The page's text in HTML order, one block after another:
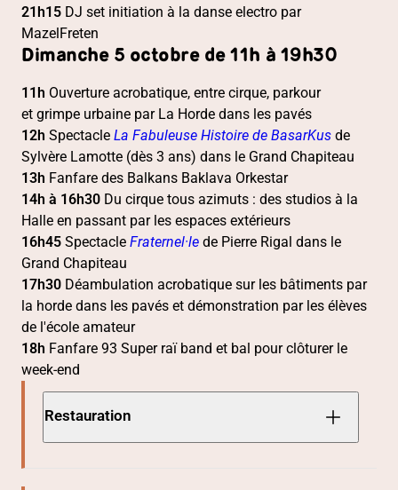
21h15 DJ set initiation à la danse electro par
MazelFreten
Dimanche 5 octobre de 11h à 19h30
11h Ouverture acrobatique, entre cirque, parkour
et grimpe urbaine par La Horde dans les pavés
12h Spectacle La Fabuleuse Histoire de BasarKus de
Sylvère Lamotte (dès 3 ans) dans le Grand Chapiteau
13h Fanfare des Balkans Baklava Orkestar
14h à 16h30 Du cirque tous azimuts : des studios à la
Halle en passant par les espaces extérieurs
16h45 Spectacle Fraternel·le de Pierre Rigal dans le
Grand Chapiteau
17h30 Déambulation acrobatique sur les bâtiments par
la horde dans les pavés et démonstration par les élèves
de l'école amateur
18h Fanfare 93 Super raï band et bal pour clôturer le
week-end
Restauration